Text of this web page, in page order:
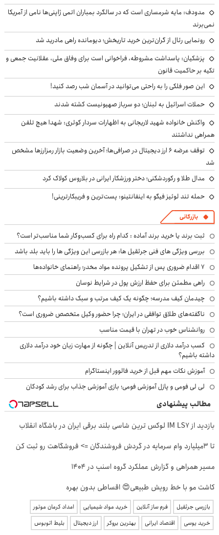
مدودف: مایه شرمساری است که در سالگرد بمباران اتمی ژاپنی‌ها نامی از آمریکا
نمی‌برند
رونمایی رئال از گران‌ترین خرید تاریخش؛ دیومانده راهی مادرید شد
پزشکیان: پاسداشت مشروطه، فراخوانی است برای وفاق ملی، عقلانیت جمعی و
تکیه بر حاکمیت قانون
این صور فلکی را به راحتی می‌توانید در آسمان شب رصد کنید!
حملات اسرائیل به لبنان؛ دو سرباز صهیونیست کشته شدند
واکنش خانواده شهید لاریجانی به اظهارات سردار کوثری: شهدا هیچ تلفن
همراهی نداشتند
توقف عرضه ۶ ارز دیجیتال در صرافی‌ها؛ آخرین وضعیت بازار رمزارزها مشخص
شد
مدال طلا و رکوردشکنی؛ دختر ورزشکار ایرانی در بلاروس کولاک کرد
حمله تند لوئیز فیگو به اینفانتینو: پست‌ترین و فریبکارترینی!
بازرگانی
ثبت برند یا خرید برند آماده : کدام راه برای کسب‌وکار شما مناسب‌تر است؟
بررسی ویژگی های فنی جرثقیل ها: هر بازرسی این ویژگی ها را باید بلد باشد
۷ اقدام ضروری پس از تشکیل پرونده مواد مخدر؛ راهنمای خانواده‌ها
راهی مطمئن برای حفظ ارزش پول در شرایط نوسان
چیدمان کیف مدرسه؛ چگونه یک کیف مرتب و سبک داشته باشیم؟
ناگفته‌های طلاق توافقی در ایران؛ چرا حضور وکیل متخصص ضروری است؟
روانشناس خوب در تهران با قیمت مناسب
کسب درآمد دلاری از تدریس آنلاین | چگونه از مهارت زبان خود درآمد دلاری
داشته باشیم؟
آموزش نکات مهم قبل از خرید فالوور اینستاگرام
لی لی فومی و پازل آموزشی فومی؛ بازی آموزشی جذاب برای رشد کودکان
مطالب پیشنهادی
بازدید از IM LS7 لوکس ترین شاسی بلند برقی ایران در باشگاه انقلاب
تا 3میلیارد وام سرمایه در گردش فروشندگان => فروشگاهت رو ثبت کن
مسیر همراهی و گزارش عملکرد گروه اسنپ در ۱۴۰۴
کاشت مو با خط رویش طبیعی😍 اقساطی بدون بهره
بازرسی جرثقیل فرم ساز آنلاین خرید مواد شیمیایی
امداد کرمان موتور
خرید یوسی
اقتصاد ایرانی بهترین بروکر ارز دیجیتال بلیط اتوبوس